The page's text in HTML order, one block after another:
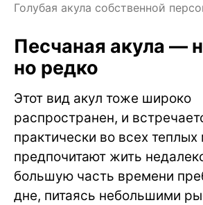
Голубая акула собственной
Песчаная акула —
но редко
Этот вид акул тоже широко
распространен, и
практически во всех
предпочитают жить
большую часть времени
дне, питаясь небольшими